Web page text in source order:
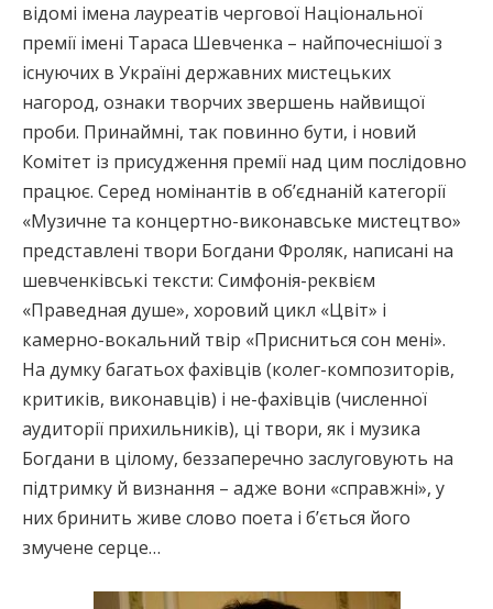
відомі імена лауреатів чергової Національної
премії імені Тараса Шевченка – найпочеснішої з
існуючих в Україні державних мистецьких
нагород, ознаки творчих звершень найвищої
проби. Принаймні, так повинно бути, і новий
Комітет із присудження премії над цим послідовно
працює. Серед номінантів в об’єднаній категорії
«Музичне та концертно-виконавське мистецтво»
представлені твори Богдани Фроляк, написані на
шевченківські тексти: Симфонія-реквієм
«Праведная душе», хоровий цикл «Цвіт» і
камерно-вокальний твір «Присниться сон мені».
На думку багатьох фахівців (колег-композиторів,
критиків, виконавців) і не-фахівців (численної
аудиторії прихильників), ці твори, як і музика
Богдани в цілому, беззаперечно заслуговують на
підтримку й визнання – адже вони «справжні», у
них бринить живе слово поета і б’ється його
змучене серце…